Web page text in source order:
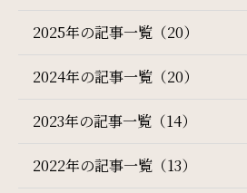
2025年の記事一覧（20）
2024年の記事一覧（20）
2023年の記事一覧（14）
2022年の記事一覧（13）